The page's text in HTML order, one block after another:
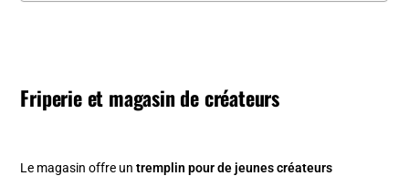
Friperie et magasin de créateurs
Le magasin offre untremplin pour de jeunes créateurs